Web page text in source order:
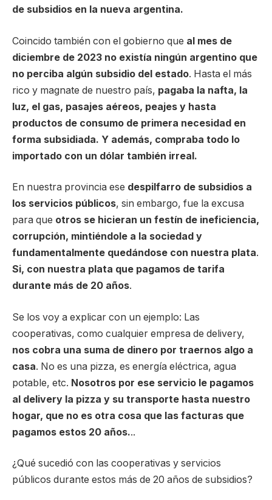
de subsidios en la nueva argentina.
Coincido también con el gobierno que al mes de
diciembre de 2023 no existía ningún argentino que
no perciba algún subsidio del estado. Hasta el más
rico y magnate de nuestro país, pagaba la nafta, la
luz, el gas, pasajes aéreos, peajes y hasta
productos de consumo de primera necesidad en
forma subsidiada. Y además, compraba todo lo
importado con un dólar también irreal.
En nuestra provincia ese despilfarro de subsidios a
los servicios públicos, sin embargo, fue la excusa
para que otros se hicieran un festín de ineficiencia,
corrupción, mintiéndole a la sociedad y
fundamentalmente quedándose con nuestra plata.
Si, con nuestra plata que pagamos de tarifa
durante más de 20 años.
Se los voy a explicar con un ejemplo: Las
cooperativas, como cualquier empresa de delivery,
nos cobra una suma de dinero por traernos algo a
casa. No es una pizza, es energía eléctrica, agua
potable, etc. Nosotros por ese servicio le pagamos
al delivery la pizza y su transporte hasta nuestro
hogar, que no es otra cosa que las facturas que
pagamos estos 20 años...
¿Qué sucedió con las cooperativas y servicios
públicos durante estos más de 20 años de subsidios?